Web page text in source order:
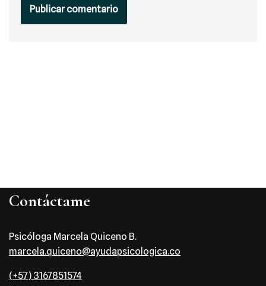
Contáctame
Psicóloga Marcela Quiceno B.
marcela.quiceno@ayudapsicologica.co
(+57) 3167851574